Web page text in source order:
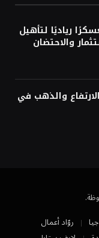
رياديًا لتأهيل
والذهب في
روّاد أعمال